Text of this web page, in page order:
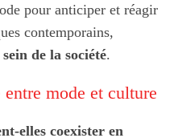
pour anticiper et réagir
contemporains,
de la société.
mode et culture
elles coexister en